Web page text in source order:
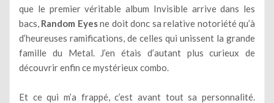
que le premier véritable album Invisible arrive dans les
bacs, Random Eyesne doit donc sa relative notoriété qu’à
d’heureuses ramifications, de celles qui unissent la grande
famille du Metal. J’en étais d’autant plus curieux de
découvrir enfin ce mystérieux combo.
Et ce qui m’a frappé, c’est avant tout sa personnalité.